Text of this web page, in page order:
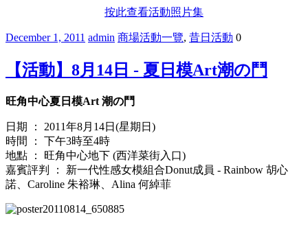
按此查看活動照片集
December 1, 2011 admin 商場活動一覽, 昔日活動 0
【活動】8月14日 - 夏日模Art潮の鬥
旺角中心夏日模Art 潮の鬥
日期 ： 2011年8月14日(星期日)
時間 ： 下午3時至4時
地點 ： 旺角中心地下 (西洋菜街入口)
嘉賓評判 ： 新一代性感女模組合Donut成員 - Rainbow 胡心
諾、Caroline 朱裕琳、Alina 何綽菲